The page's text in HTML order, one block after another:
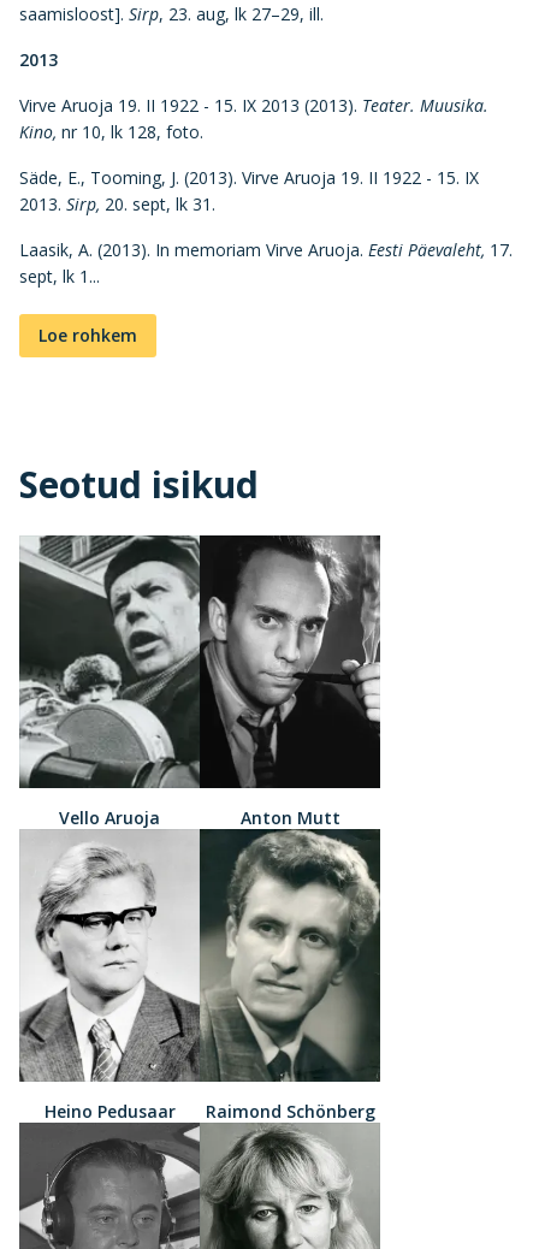
saamisloost]. Sirp, 23. aug, lk 27–29, ill.
2013
Virve Aruoja 19. II 1922 - 15. IX 2013 (2013). Teater. Muusika.
Kino, nr 10, lk 128, foto.
Säde, E., Tooming, J. (2013). Virve Aruoja 19. II 1922 - 15. IX
2013. Sirp, 20. sept, lk 31.
Laasik, A. (2013). In memoriam Virve Aruoja. Eesti Päevaleht, 17.
sept, lk 1...
Loe rohkem
Seotud isikud
Vello Aruoja Anton Mutt
Heino Pedusaar Raimond Schönberg